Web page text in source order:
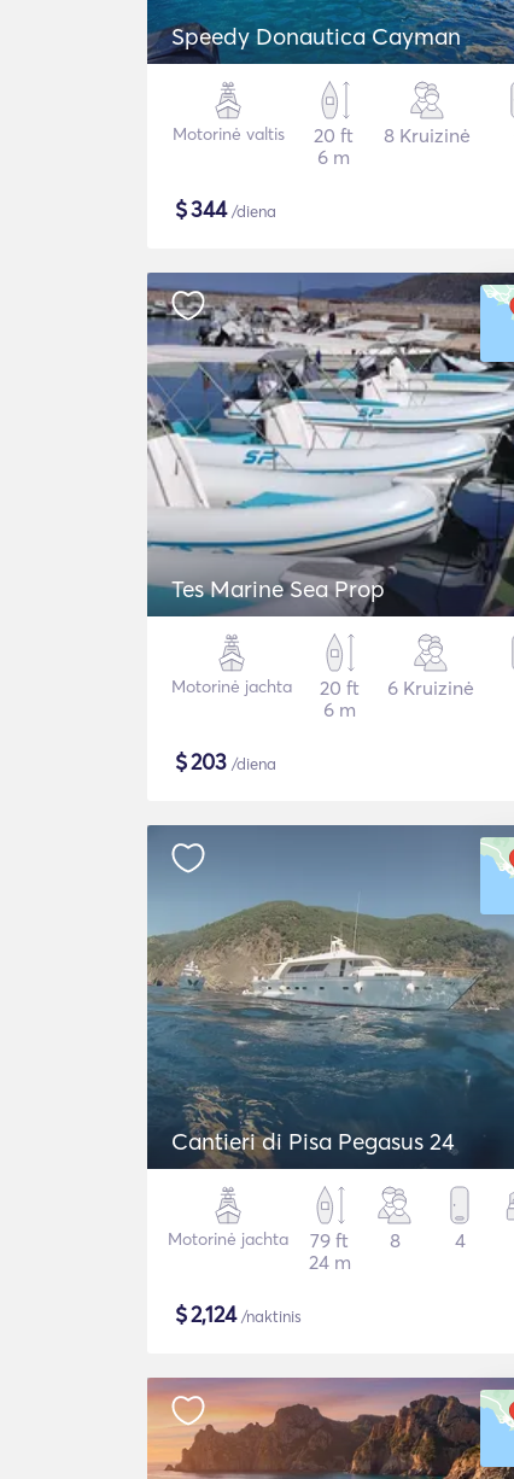
Speedy Donautica Cayman
Motorinė valtis
20 ft
6 m
8 Kruizinė
$344/diena
Tes Marine Sea Prop
Motorinė jachta
20 ft
6 m
6 Kruizinė
$203 /diena
Cantieri di Pisa Pegasus 24
Motorinė jachta
79 ft
24 m
8 4
$2,124/naktinis